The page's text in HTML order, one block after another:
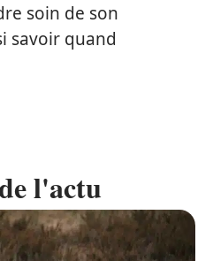
soin de son
savoir quand
l'actu